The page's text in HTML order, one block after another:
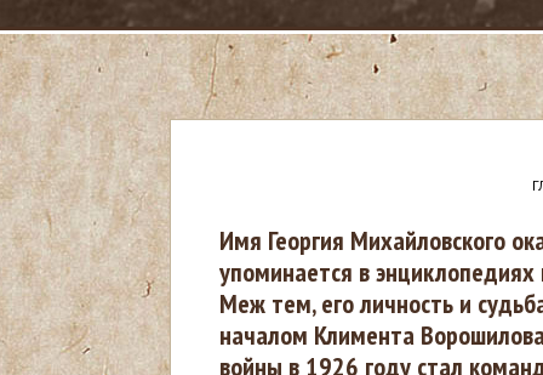
В
ы
з
Имя Георгия Михайловского
упоминается в
Меж тем, его личность и
началом Климента
войны в 1926 году стал